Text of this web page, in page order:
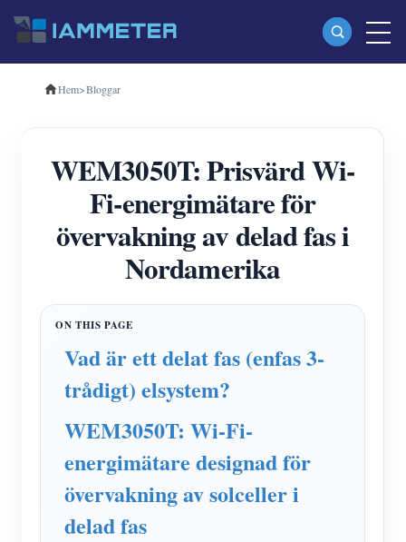
Produkter
Trefas Wi-Fi energimätare (WEM3080T)
Trefas Wi-Fi energimätare (WEM3046T)
Trefas Wi-Fi energimätare (WEM3050T)
WiFi Power Controller
IAMMETER Cloud Pro
EV laddare
Ansökningar
Hem>Bloggar
WEM3050T: Prisvärd Wi-
Fi-energimätare för
övervakning av delad fas i
Nordamerika
Vad är ett delat fas (enfas 3-
trådigt) elsystem?
WEM3050T: Wi-Fi-
energimätare designad för
övervakning av solceller i
delad fas